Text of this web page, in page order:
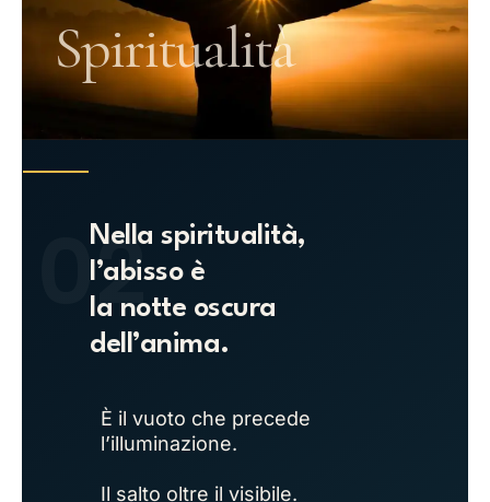
02
Nella spiritualità,
l’abisso è
la notte oscura
dell’anima.
È il vuoto che precede
l’illuminazione.
Il salto oltre il visibile.
Spiritualità